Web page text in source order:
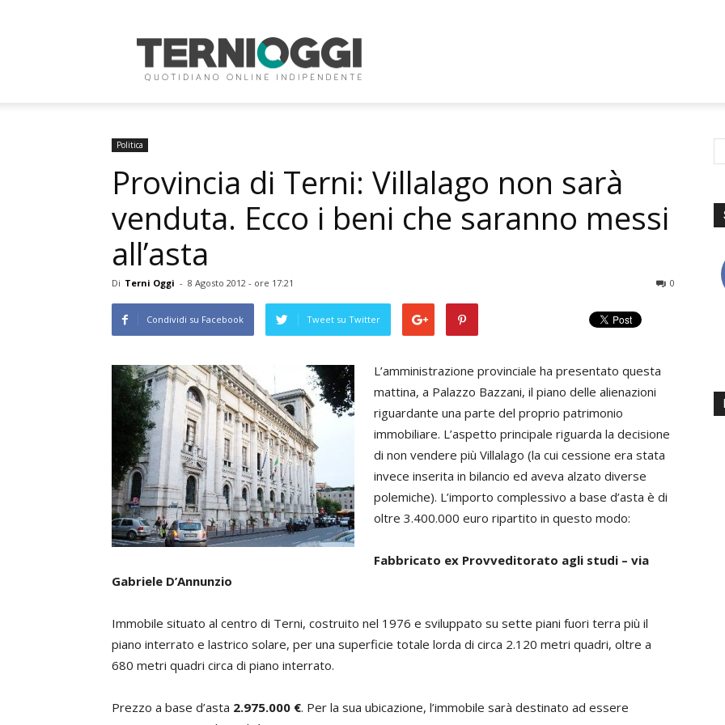
Oggi
Politica
Provincia di Terni: Villalago non sarà
venduta. Ecco i beni che saranno messi
all’asta
Di Terni Oggi - 8 Agosto 2012 - ore 17:21 0
Condividi su Facebook Tweet su Twitter
L’amministrazione provinciale ha presentato questa
mattina, a Palazzo Bazzani, il piano delle alienazioni
riguardante una parte del proprio patrimonio
immobiliare. L’aspetto principale riguarda la decisione
di non vendere più Villalago (la cui cessione era stata
invece inserita in bilancio ed aveva alzato diverse
polemiche). L’importo complessivo a base d’asta è di
oltre 3.400.000 euro ripartito in questo modo:
Fabbricato ex Provveditorato agli studi – via
Gabriele D’Annunzio
Immobile situato al centro di Terni, costruito nel 1976 e sviluppato su sette piani fuori terra più il
piano interrato e lastrico solare, per una superficie totale lorda di circa 2.120 metri quadri, oltre a
680 metri quadri circa di piano interrato.
Prezzo a base d’asta 2.975.000 €. Per la sua ubicazione, l’immobile sarà destinato ad essere